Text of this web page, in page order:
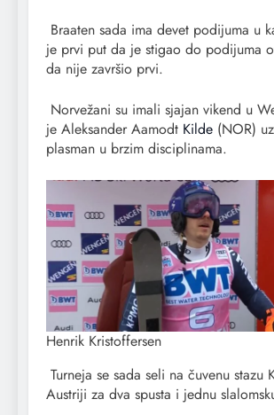
Braaten sada ima devet podijuma u
je prvi put da je stigao do podijuma
da nije završio prvi.
Norvežani su imali sjajan vikend u
je Aleksander Aamodt Kilde (NOR)
plasman u brzim disciplinama.
Henrik Kristoffersen
Turneja se sada seli na čuvenu stazu
Austriji za dva spusta i jednu